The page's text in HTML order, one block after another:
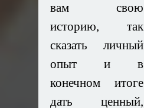
вам свою
историю, так
сказать личный
опыт и в
конечном итоге
дать ценный,